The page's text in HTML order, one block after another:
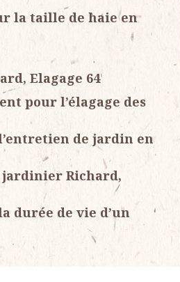
la taille de haie en
Elagage 64
pour l’élagage des
de jardin en
Richard,
durée de vie d’un